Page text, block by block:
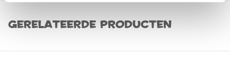
Gerelateerde producten